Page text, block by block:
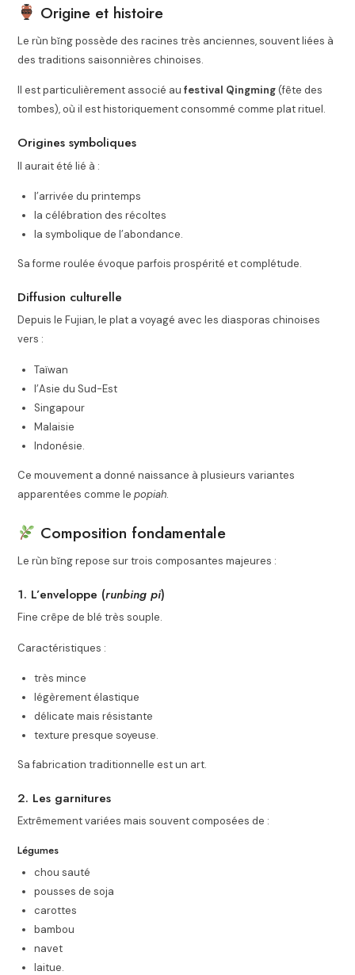
Origine et histoire
Le rùn bǐng possède des racines très anciennes, souvent liées à
des traditions saisonnières chinoises.
Il est particulièrement associé aufestival Qingming(fête des
tombes), où il est historiquement consommé comme plat rituel.
Origines symboliques
Il aurait été lié à :
l’arrivée du printemps
la célébration des récoltes
la symbolique de l’abondance.
Sa forme roulée évoque parfois prospérité et complétude.
Diffusion culturelle
Depuis le Fujian, le plat a voyagé avec les diasporas chinoises
vers :
Taïwan
l’Asie du Sud-Est
Singapour
Malaisie
Indonésie.
Ce mouvement a donné naissance à plusieurs variantes
apparentées comme lepopiah.
Composition fondamentale
Le rùn bǐng repose sur trois composantes majeures :
1. L’enveloppe (runbing pi)
Fine crêpe de blé très souple.
Caractéristiques :
très mince
légèrement élastique
délicate mais résistante
texture presque soyeuse.
Sa fabrication traditionnelle est un art.
2. Les garnitures
Extrêmement variées mais souvent composées de :
Légumes
chou sauté
pousses de soja
carottes
bambou
navet
laitue.